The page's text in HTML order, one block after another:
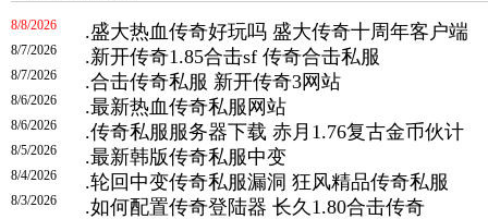
.盛大热血传奇好玩吗 盛大传奇十周年客户端
8/8/2026
.新开传奇1.85合击sf 传奇合击私服
8/7/2026
.合击传奇私服 新开传奇3网站
8/7/2026
.最新热血传奇私服网站
8/6/2026
.传奇私服服务器下载 赤月1.76复古金币伙计
8/6/2026
.最新韩版传奇私服中变
8/5/2026
.轮回中变传奇私服漏洞 狂风精品传奇私服
8/4/2026
.如何配置传奇登陆器 长久1.80合击传奇
8/3/2026